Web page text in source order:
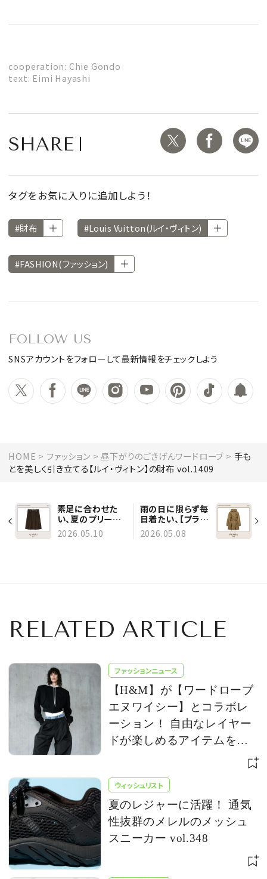
cooperation: Chie Gondo
text: Eimi Hayashi
SHARE
タグをお気に入りに追加しよう！
#財布 #Louis Vuitton(ルイ・ヴィトン)
#FASHION(ファッション)
FOLLOW US
SNSアカウントをフォローして最新情報をチェックしよう
HOME ファッション 昼下がりのごきげんワードローブ
手も
とを美しく引き立てる【ルイ・ヴィトン】の財布 vol.1409
素足に合わせた
い、夏のプリーツ
スカート
vol.1410
2026.05.10
雨の日に限らず毎
日着たい、【プラ
ダ】の上質レイン
コート vol.1408
2026.05.08
RELATED ARTICLE
ファッションニュース
【H&M】が【ワードローブ
エヌワイシー】とコラボレ
ーション！ 自由なレイヤー
ドが楽しめるアイテムを発
ウィッシュリスト
夏のレジャーに活躍！ 通気
性抜群のメレルのメッシュ
スニーカー vol.348